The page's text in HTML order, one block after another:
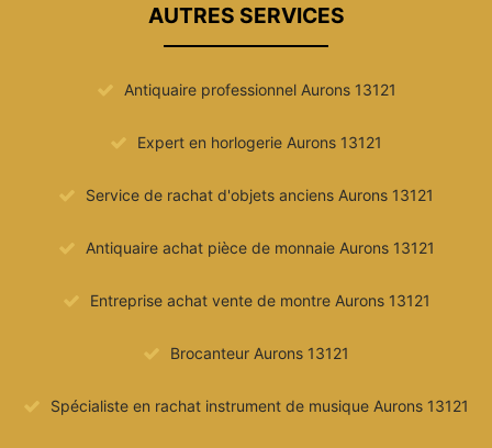
AUTRES SERVICES
Antiquaire professionnel Aurons 13121
Expert en horlogerie Aurons 13121
Service de rachat d'objets anciens Aurons 13121
Antiquaire achat pièce de monnaie Aurons 13121
Entreprise achat vente de montre Aurons 13121
Brocanteur Aurons 13121
Spécialiste en rachat instrument de musique Aurons 13121